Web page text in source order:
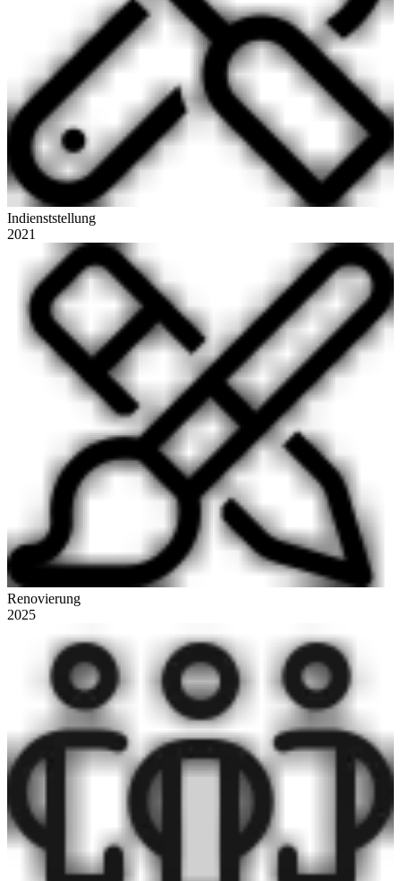
Indienststellung
2021
Renovierung
2025